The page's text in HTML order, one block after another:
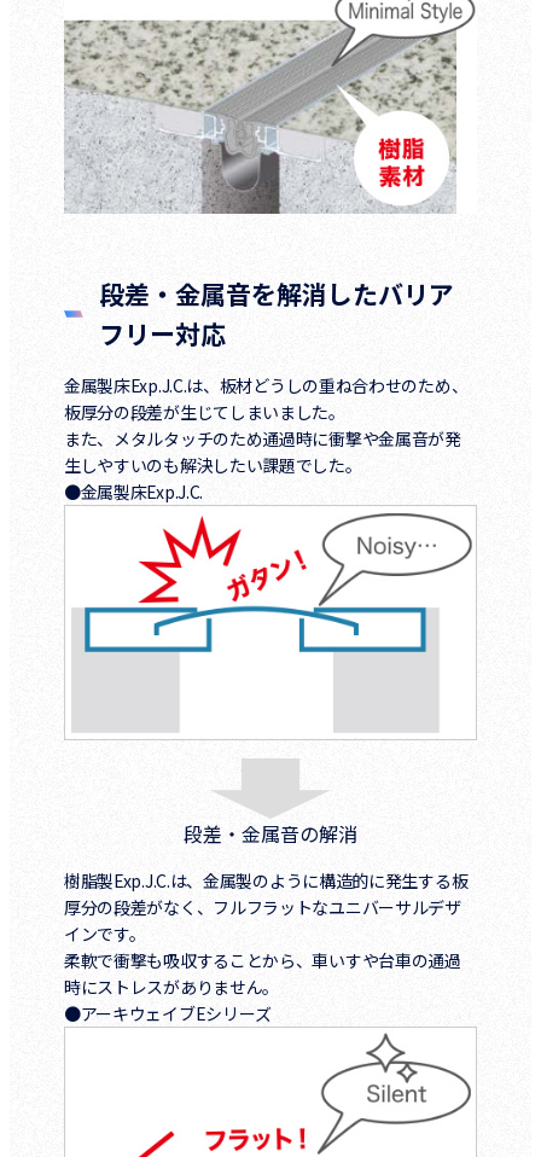
段差・金属音を解消したバリア
フリー対応
金属製床Exp.J.C.は、板材どうしの重ね合わせのため、
板厚分の段差が生じてしまいました。
また、メタルタッチのため通過時に衝撃や金属音が発
生しやすいのも解決したい課題でした。
●金属製床Exp.J.C.
段差・金属音の解消
樹脂製Exp.J.C.は、金属製のように構造的に発生する板
厚分の段差がなく、フルフラットなユニバーサルデザ
インです。
柔軟で衝撃も吸収することから、車いすや台車の通過
時にストレスがありません。
●アーキウェイブEシリーズ